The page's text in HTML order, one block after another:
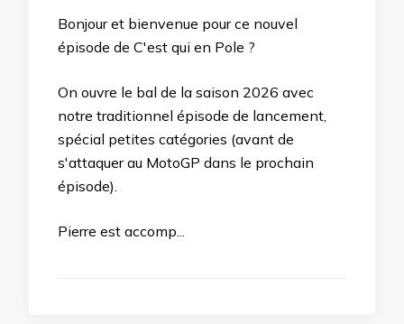
Bonjour et bienvenue pour ce nouvel
épisode de C'est qui en Pole ?
On ouvre le bal de la saison 2026 avec
notre traditionnel épisode de lancement,
spécial petites catégories (avant de
s'attaquer au MotoGP dans le prochain
épisode).
Pierre est accomp...